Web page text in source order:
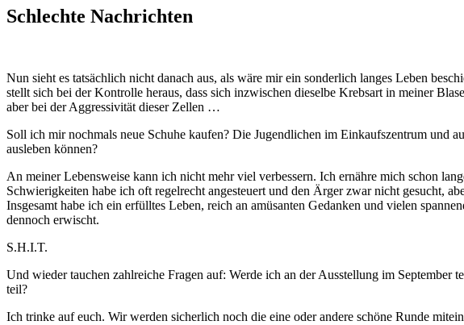
Schlechte Nachrichten
Nun sieht es tatsächlich nicht danach aus, als wäre mir ein sonderlich langes Leben
stellt sich bei der Kontrolle heraus, dass sich inzwischen dieselbe Krebsart in meiner
aber bei der Aggressivität dieser Zellen …
Soll ich mir nochmals neue Schuhe kaufen? Die Jugendlichen im Einkaufszentrum und
ausleben können?
An meiner Lebensweise kann ich nicht mehr viel verbessern. Ich ernähre mich schon
Schwierigkeiten habe ich oft regelrecht angesteuert und den Ärger zwar nicht gesucht,
Insgesamt habe ich ein erfülltes Leben, reich an amüsanten Gedanken und vielen
dennoch erwischt.
S.H.I.T.
Und wieder tauchen zahlreiche Fragen auf: Werde ich an der Ausstellung im
teil?
Ich trinke auf euch. Wir werden sicherlich noch die eine oder andere schöne Runde